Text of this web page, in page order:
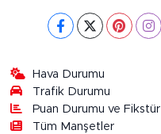
Hava Durumu
Trafik Durumu
Puan Durumu ve Fikstür
Tüm Manşetler